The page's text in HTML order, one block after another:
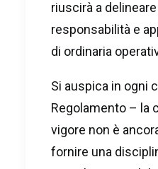
riuscirà a
responsabilità e
di ordinaria
Si auspica in ogni
Regolamento – la
vigore non è
fornire una